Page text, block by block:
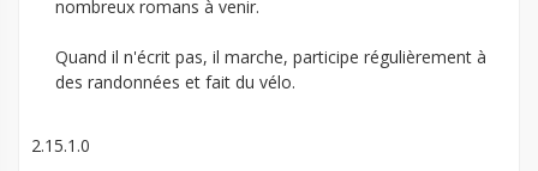
nombreux romans à venir.
Quand il n'écrit pas, il marche, participe régulièrement à
des randonnées et fait du vélo.
2.15.1.0